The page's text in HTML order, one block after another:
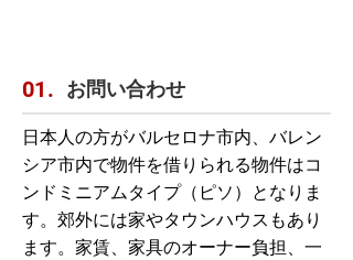
01. お問い合わせ
日本人の方がバルセロナ市内、バレン
シア市内で物件を借りられる物件はコ
ンドミニアムタイプ（ピソ）となりま
す。郊外には家やタウンハウスもあり
ます。家賃、家具のオーナー負担、一